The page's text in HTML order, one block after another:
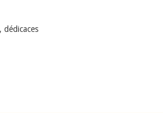
dédicaces